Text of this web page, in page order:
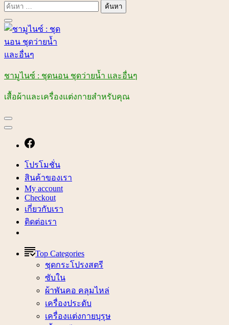
ค้นหา
สำหรับ:
ชามูไนซ์ : ชุดนอน ชุดว่ายน้ำ และอื่นๆ
เสื้อผ้าและเครื่องแต่งกายสำหรับคุณ
โปรโมชั่น
สินค้าของเรา
My account
Checkout
เกี่ยวกับเรา
ติดต่อเรา
Top Categories
ชุดกระโปรงสตรี
ซับใน
ผ้าพันคอ คลุมไหล่
เครื่องประดับ
เครื่องแต่งกายบุรุษ